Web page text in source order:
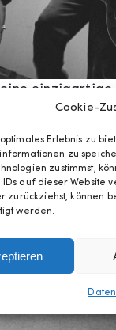
Cookie-
Erlebnis zu
zu
zustimmst,
auf dieser Website
zurückziehst, können
werden.
einzigartige
auch für
zu fragen,
Linkshänder
class-Ethos:
gesagt: «l